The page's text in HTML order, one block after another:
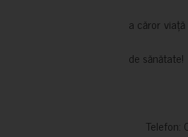
a căror
de sănătate!